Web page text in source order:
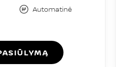
Automatinė